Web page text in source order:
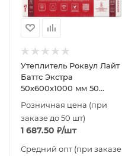
Утеплитель Роквул Лайт
Баттс Экстра
50х600х1000 мм 50
Розничная цена (при
заказе до 50 шт)
1 687.50 ₽/шт
Средний опт (при заказе